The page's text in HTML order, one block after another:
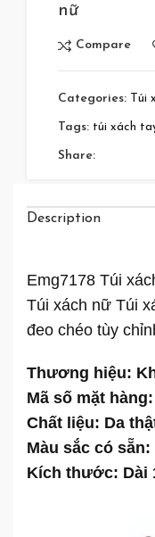
nữ
Compare
Categories: Túi
Tags: túi xách
Share:
Description
Emg7178 Túi
Túi xách nữ Túi
đeo chéo tùy
Thương hiệu:
Mã số mặt
Chất liệu: Da
Màu sắc có
Kích thước: Dài